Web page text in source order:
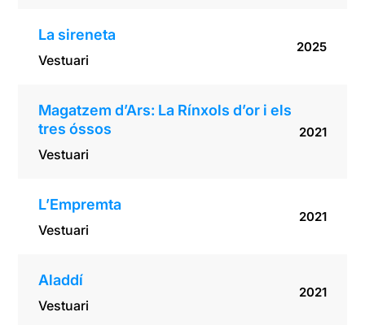
La sireneta
Vestuari
2025
Magatzem d’Ars: La Rínxols d’or i els
tres óssos
Vestuari
2021
L’Empremta
Vestuari
2021
Aladdí
Vestuari
2021